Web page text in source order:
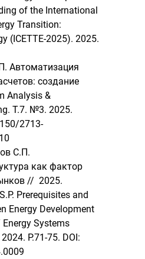
of the International
Transition:
(ICETTE-2025). 2025.
Автоматизация
создание
Analysis &
Т.7. №3. 2025.
2713-
С.П.
как фактор
// 2025.
Prerequisites and
Energy Development
Systems
P.71-75. DOI: